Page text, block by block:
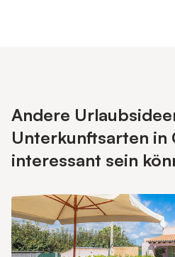
Andere
Unterkunftsarten in
interessant sein